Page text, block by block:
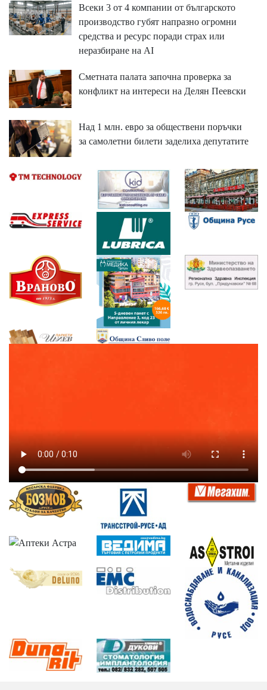
Всеки 3 от 4 компании от българското
производство губят напразно огромни
средства и ресурс поради страх или
неразбиране на AI
Сметната палата започна проверка за
конфликт на интереси на Делян Пеевски
Над 1 млн. евро за обществени поръчки
за самолетни билети заделиха депутатите